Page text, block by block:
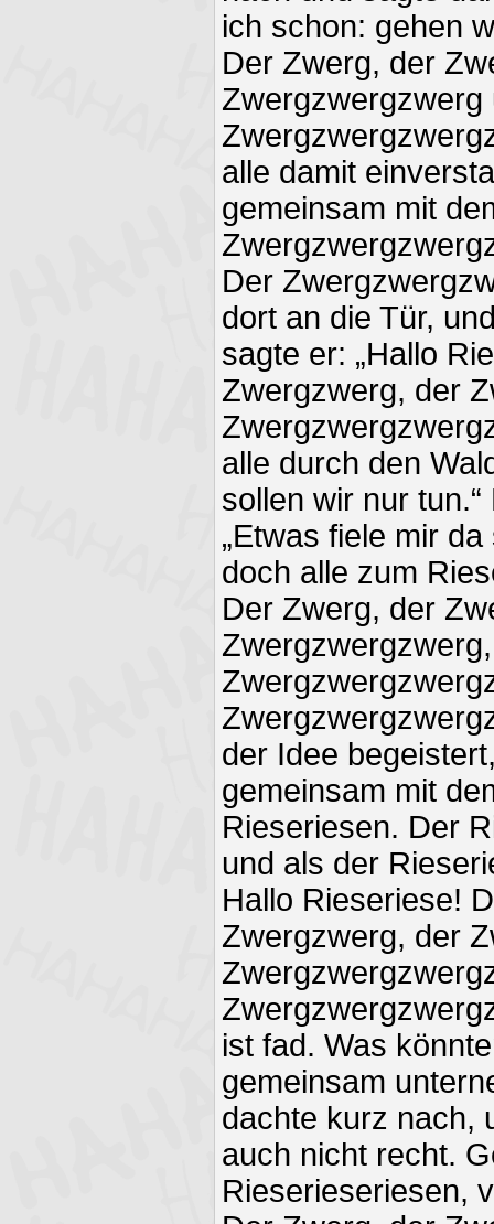
ich schon: gehen
Der Zwerg, der
Zwergzwergzwerg
alle damit
gemeinsam mit
Der
dort an die Tür,
sagte er: „Hallo
Zwergzwerg, der
alle durch den
sollen wir nur
„Etwas fiele mir
doch alle zum
Der Zwerg, der
der Idee
gemeinsam mit
Rieseriesen. Der
und als der
Hallo Rieseriese!
Zwergzwerg, der
ist fad. Was
gemeinsam
dachte kurz nach,
auch nicht recht.
Rieserieseriesen,